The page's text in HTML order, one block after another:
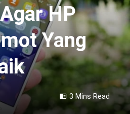
HP
Yang
3 Mins Read